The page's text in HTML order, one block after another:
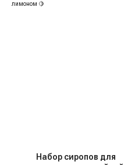
лимоном 🍋
Набор сиропов для